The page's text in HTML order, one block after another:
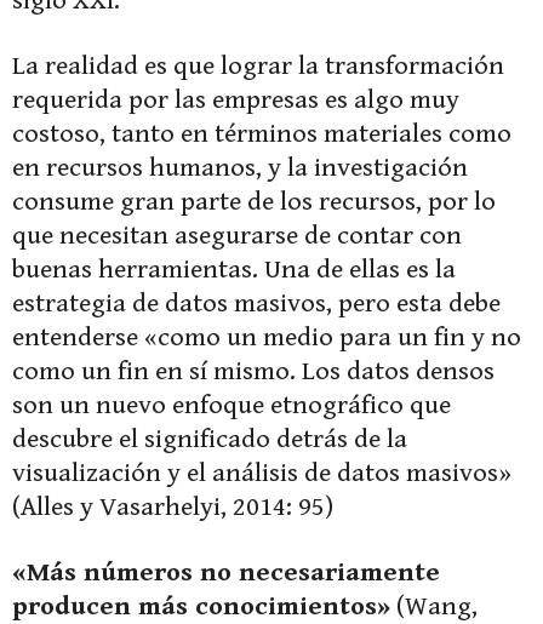
La realidad es que lograr la transformación
requerida por las empresas es algo muy
costoso, tanto en términos materiales como
en recursos humanos, y la investigación
consume gran parte de los recursos, por lo
que necesitan asegurarse de contar con
buenas herramientas. Una de ellas es la
estrategia de datos masivos, pero esta debe
entenderse «como un medio para un fin y no
como un fin en sí mismo. Los datos densos
son un nuevo enfoque etnográfico que
descubre el significado detrás de la
visualización y el análisis de datos masivos»
(Alles y Vasarhelyi, 2014: 95)
«Más números no necesariamente
producen más conocimientos» (Wang,